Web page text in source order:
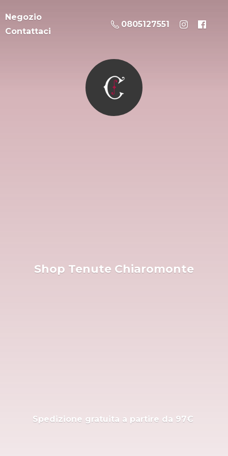
Negozio
Contattaci
0805127551
Shop Tenute Chiaromonte
Spedizione gratuita a partire da 97€